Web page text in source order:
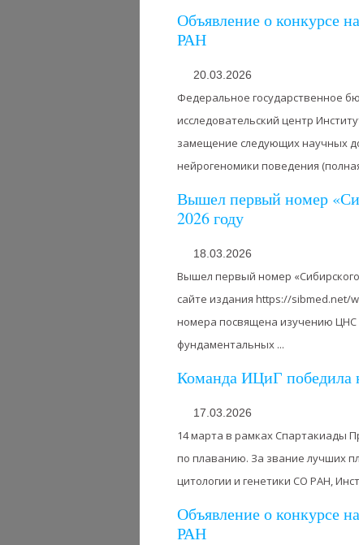
Объявление о конкурсе
РАН
20.03.2026
Федеральное государственное
исследовательский центр
замещение следующих научных
нейрогеномики поведения
Вышел первый номер
2026 году
18.03.2026
Вышел первый номер «Сибирского
сайте издания https://sibmed.net/
номера посвящена изучению ЦНС
фундаментальных ...
Команда ИЦиГ победила
17.03.2026
14 марта в рамках Спартакиады
по плаванию. За звание лучших
цитологии и генетики СО РАН,
Объявление о конкурсе
РАН